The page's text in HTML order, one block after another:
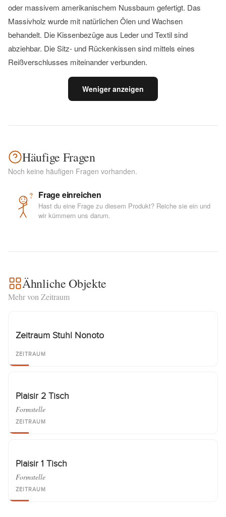
oder massivem amerikanischem Nussbaum gefertigt. Das
Massivholz wurde mit natürlichen Ölen und Wachsen
behandelt. Die Kissenbezüge aus Leder und Textil sind
abziehbar. Die Sitz- und Rückenkissen sind mittels eines
Reißverschlusses miteinander verbunden.
Weniger anzeigen
Häufige Fragen
Noch keine häufigen Fragen vorhanden.
? Frage einreichen
Hast du eine Frage zu diesem Produkt? Reiche sie ein und
wir kümmern uns darum.
Ähnliche Objekte
Mehr von Zeitraum
Zeitraum Stuhl Nonoto
ZEITRAUM
Plaisir 2 Tisch
Formstelle
ZEITRAUM
Plaisir 1 Tisch
Formstelle
ZEITRAUM